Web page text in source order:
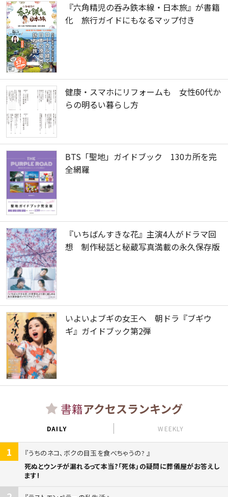
『六角精児の呑み鉄本線・日本旅』が書籍
化 旅行ガイドにもなるマップ付き
健康・スマホにリフォームも 女性60代か
らの明るい暮らし方
BTS「聖地」ガイドブック 130カ所を完
全網羅
『いちばんすきな花』主演4人がドラマ回
想 制作秘話と秘蔵写真満載の永久保存版
いよいよブギの女王へ 朝ドラ『ブギウ
ギ』ガイドブック第2弾
書籍アクセスランキング
DAILY WEEKLY
1
うちのネコ、ボクの目玉を食べちゃうの?
死ぬとウンチが漏れるって本当?「死体」の疑問に葬儀屋がお答えし
ます!